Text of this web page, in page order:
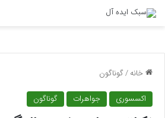
خانه/گوناگون
اکسسوری جواهرات گوناگون